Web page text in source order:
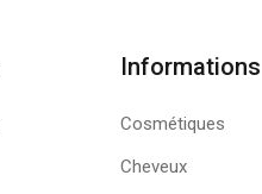
Informations
Cosmétiques
Cheveux